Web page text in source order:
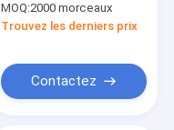
des plastiques FPC
BTB
MOQ:2000 morceaux
Trouvez les derniers prix
Contactez